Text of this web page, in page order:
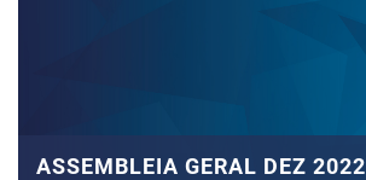
ASSEMBLEIA GERAL DEZ 2022